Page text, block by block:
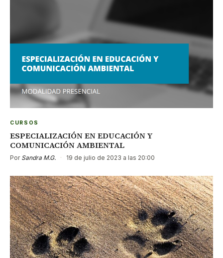
CURSOS
ESPECIALIZACIÓN EN EDUCACIÓN Y
COMUNICACIÓN AMBIENTAL
Por Sandra M.G. · 19 de julio de 2023 a las 20:00